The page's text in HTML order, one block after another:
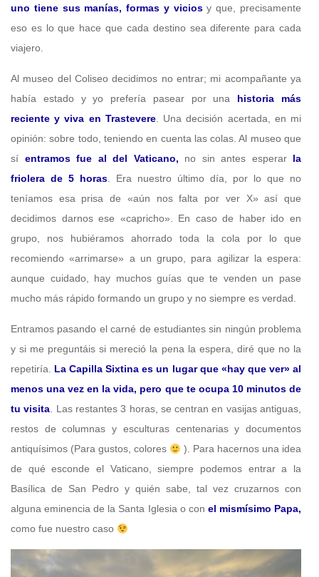
uno tiene sus manías, formas y viciosy que, precisamente
eso es lo que hace que cada destino sea diferente para cada
viajero.
Al museo del Coliseo decidimos no entrar; mi acompañante ya
había estado y yo prefería pasear por una historia más
reciente y viva en Trastevere. Una decisión acertada, en mi
opinión: sobre todo, teniendo en cuenta las colas. Al museo que
sí entramos fue al del Vaticano, no sin antes esperar la
friolera de 5 horas . Era nuestro último día, por lo que no
teníamos esa prisa de «aún nos falta por ver X» así que
decidimos darnos ese «capricho». En caso de haber ido en
grupo, nos hubiéramos ahorrado toda la cola por lo que
recomiendo «arrimarse» a un grupo, para agilizar la espera:
aunque cuidado, hay muchos guías que te venden un pase
mucho más rápido formando un grupo y no siempre es verdad.
Entramos pasando el carné de estudiantes sin ningún problema
y si me preguntáis si mereció la pena la espera, diré que no la
repetiría.
La Capilla Sixtina es un lugar que «hay que ver» al
menos una vez en la vida, pero que te ocupa 10 minutos de
tu visita . Las restantes 3 horas, se centran en vasijas antiguas,
restos de columnas y esculturas centenarias y documentos
antiquísimos (Para gustos, colores
). Para hacernos una idea
de qué esconde el Vaticano, siempre podemos entrar a la
Basílica de San Pedro y quién sabe, tal vez cruzarnos con
alguna eminencia de la Santa Iglesia o con el mismísimo Papa,
como fue nuestro caso